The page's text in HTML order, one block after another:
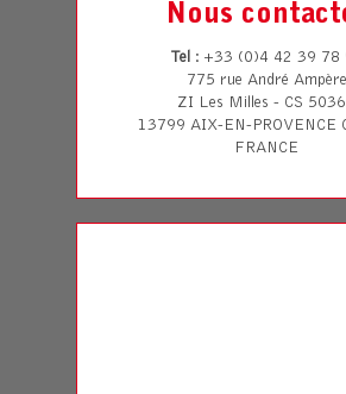
Nous
Tel : +33 (0)4 42 39 78
775 rue André Ampère
ZI Les Milles - CS
13799 AIX-EN-PROVENCE
FRANCE